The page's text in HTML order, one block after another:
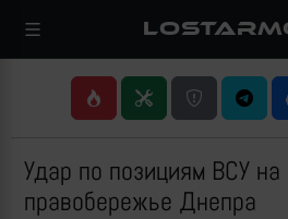
Удар по позициям ВСУ на
правобережье Днепра